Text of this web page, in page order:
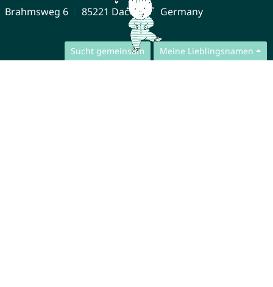
Sucht gemeinsam Meine Lieblingsnamen
Brahmsweg 6
85221 Dachau Germany